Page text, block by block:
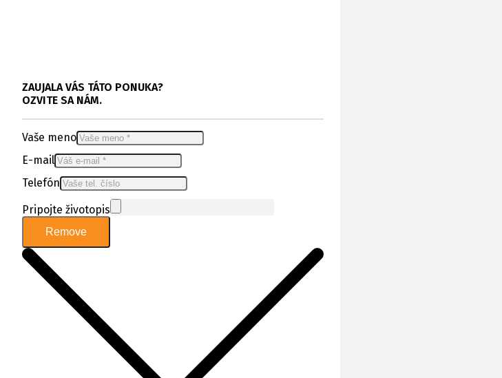
ZAUJALA VÁS TÁTO PONUKA?
OZVITE SA NÁM.
Vaše meno
E-mail
Telefón
Pripojte životopis
Remove